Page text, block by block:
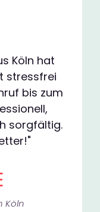
Köln hat
stressfrei
bis zum
sorgfältig.
Köln​